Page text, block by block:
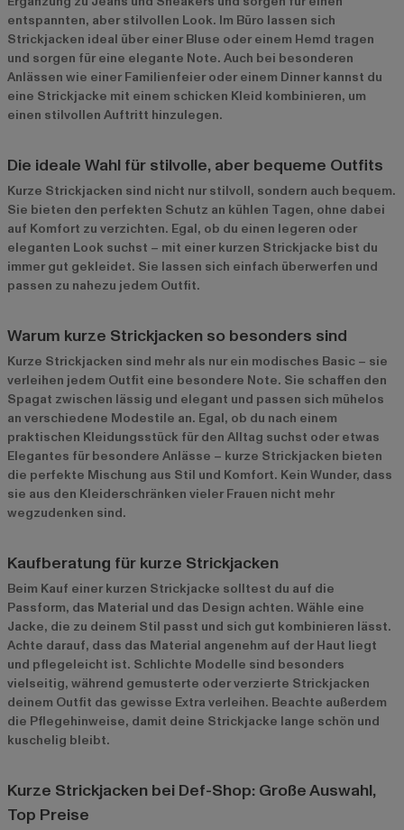
entspannten, aber stilvollen Look. Im Büro lassen sich
Strickjacken ideal über einer Bluse oder einem Hemd tragen
und sorgen für eine elegante Note. Auch bei besonderen
Anlässen wie einer Familienfeier oder einem Dinner kannst du
eine Strickjacke mit einem schicken Kleid kombinieren, um
einen stilvollen Auftritt hinzulegen.
Die ideale Wahl für stilvolle, aber bequeme Outfits
Kurze Strickjacken sind nicht nur stilvoll, sondern auch bequem.
Sie bieten den perfekten Schutz an kühlen Tagen, ohne dabei
auf Komfort zu verzichten. Egal, ob du einen legeren oder
eleganten Look suchst – mit einer kurzen Strickjacke bist du
immer gut gekleidet. Sie lassen sich einfach überwerfen und
passen zu nahezu jedem Outfit.
Warum kurze Strickjacken so besonders sind
Kurze Strickjacken sind mehr als nur ein modisches Basic – sie
verleihen jedem Outfit eine besondere Note. Sie schaffen den
Spagat zwischen lässig und elegant und passen sich mühelos
an verschiedene Modestile an. Egal, ob du nach einem
praktischen Kleidungsstück für den Alltag suchst oder etwas
Elegantes für besondere Anlässe – kurze Strickjacken bieten
die perfekte Mischung aus Stil und Komfort. Kein Wunder, dass
sie aus den Kleiderschränken vieler Frauen nicht mehr
wegzudenken sind.
Kaufberatung für kurze Strickjacken
Beim Kauf einer kurzen Strickjacke solltest du auf die
Passform, das Material und das Design achten. Wähle eine
Jacke, die zu deinem Stil passt und sich gut kombinieren lässt.
Achte darauf, dass das Material angenehm auf der Haut liegt
und pflegeleicht ist. Schlichte Modelle sind besonders
vielseitig, während gemusterte oder verzierte Strickjacken
deinem Outfit das gewisse Extra verleihen. Beachte außerdem
die Pflegehinweise, damit deine Strickjacke lange schön und
kuschelig bleibt.
Kurze Strickjacken bei Def-Shop: Große Auswahl,
Top Preise